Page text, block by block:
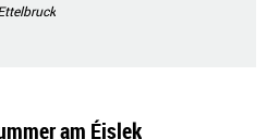
am Éislek